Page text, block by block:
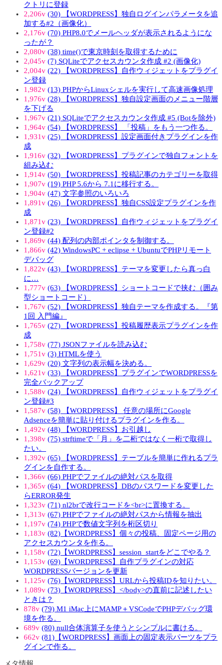
クトリに登録
2,206v (30) 【WORDPRESS】独自ログインパラメータを追
加する#2（画像化）
2,176v (70) PHP8.0でメールヘッダが表示されるようにな
ったが？
2,080v (38) time()で東京時刻を取得するために
2,045v (7) SQLiteでアクセスカウンタ作成 #2 (画像化)
2,004v (22) 【WORDPRESS】自作ウィジェットをプラグイ
ン登録
1,982v (13) PHPからLinuxシェルを実行して高速画像処理
1,976v (28) 【WORDPRESS】独自設定画面のメニュー階層
を下げる
1,967v (21) SQLiteでアクセスカウンタ作成 #5 (Botを除外)
1,964v (54) 【WORDPRESS】 「投稿」をもう一つ作る。
1,931v (25) 【WORDPRESS】設定画面付きプラグインを作
成
1,916v (32) 【WORDPRESS】プラグインで独自フォントを
組み込む
1,914v (50) 【WORDPRESS】投稿記事のカテゴリーを取得
1,907v (19) PHP 5.6から 7.1に移行する。
1,904v (47) 文字参照のいろいろ
1,891v (26) 【WORDPRESS】独自CSS設定プラグインを作
成
1,871v (23) 【WORDPRESS】自作ウィジェットをプラグイ
ン登録#2
1,869v (44) 配列の内部ポインタを制御する。
1,866v (42) WindowsPC + eclipse + UbuntuでPHPリモート
デバッグ
1,822v (43) 【WORDPRESS】テーマを変更したら真っ白
に…
1,777v (63) 【WORDPRESS】ショートコードで挟む（囲み
型ショートコード）
1,767v (52) 【WORDPRESS】独自テーマを作成する。『第
1回 入門編』
1,765v (27) 【WORDPRESS】投稿履歴表示プラグインを作
成
1,758v (77) JSONファイルを読み込む
1,751v (3) HTMLを使う
1,629v (20) 文字列の表示幅を決める。
1,621v (33) 【WORDPRESS】プラグインでWORDPRESSを
完全バックアップ
1,588v (24) 【WORDPRESS】自作ウィジェットをプラグイ
ン登録#3
1,587v (58) 【WORDPRESS】 任意の場所にGoogle
Adsenceを簡単に貼り付けるプラグインを作る。
1,492v (48) 【WORDPRESS】お引越し
1,398v (75) strftimeで「月」を二桁ではなく一桁で取得し
たい。
1,392v (65) 【WORDPRESS】テーブルを簡単に作れるプラ
グインを自作する。
1,366v (66) PHPでファイルの絶対パスを取得
1,365v (64) 【WORDPRESS】DBのパスワードを変更した
らERROR発生
1,323v (71) nl2brで改行コードを<br>に置換する。
1,313v (67) PHPでファイルの絶対パスから情報を抽出
1,197v (74) PHPで数値文字列を桁区切り
1,183v (82)【WORDPRESS】個々の投稿、固定ページ用の
アクセスカウンタを作る。
1,158v (72)【WORDPRESS】session_startをどこでやる？
1,153v (69)【WORDPRESS】自作プラグインの対応
WORDPRESSバージョンを更新
1,125v (76)【WORDPRESS】URLから投稿IDを知りたい。
1,089v (73)【WORDPRESS】</body>の直前に記述したい
ときは？
878v (79) M1 iMac上にMAMP＋VSCodeでPHPデバッグ環
境を作る。
689v (80) null合体演算子を使うとシンプルに書ける。
662v (81)【WORDPRESS】画面上の固定表示パーツをプラ
グインで作る。